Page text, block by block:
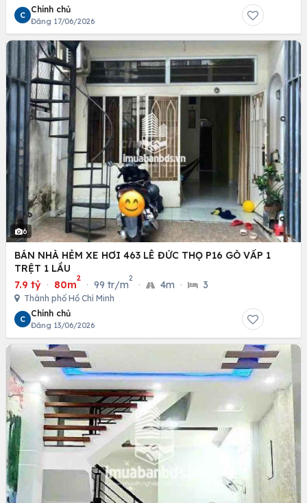
C
Chính chủ
Đăng 17/06/2026
6
BÁN NHÀ HẺM XE HƠI 463 LÊ ĐỨC THỌ P16 GÒ VẤP 1
TRỆT 1 LẦU
7.9 tỷ · 80m
2
· 99 tr/m
2
· 4m · 3
Thành phố Hồ Chí Minh
C
Chính chủ
Đăng 13/06/2026